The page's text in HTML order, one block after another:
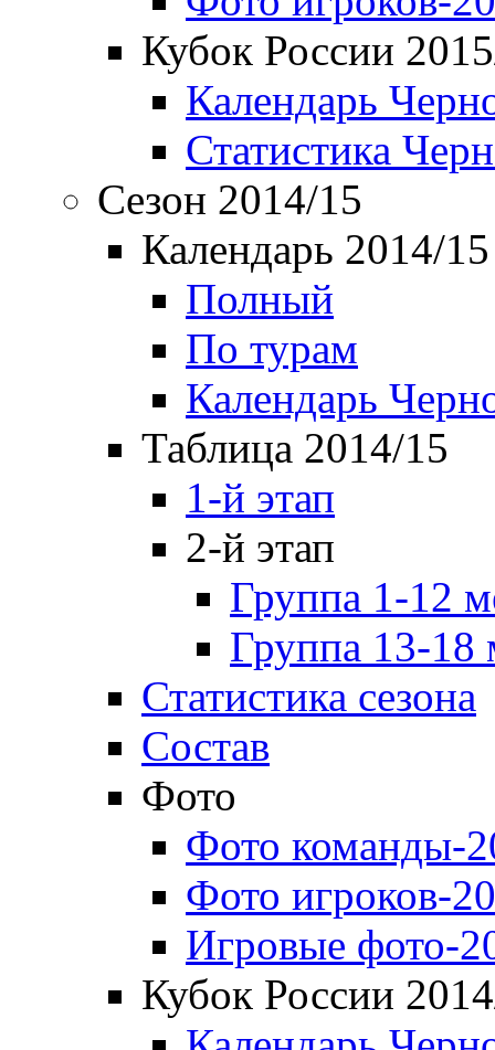
Кубок России
Календарь
Статистика
Сезон 2014/15
Календарь 2014/15
Полный
По турам
Календарь
Таблица 2014/15
1-й этап
2-й этап
Группа 1-12
Группа 13-18
Статистика сезона
Состав
Фото
Фото команды-
Фото игроков-
Игровые фото-
Кубок России